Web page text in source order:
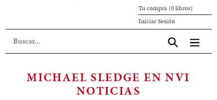
Tu compra (0 libros)
Iniciar SesiónIniciar
sesión
Aceptar
MICHAEL SLEDGE EN NVI
NOTICIAS